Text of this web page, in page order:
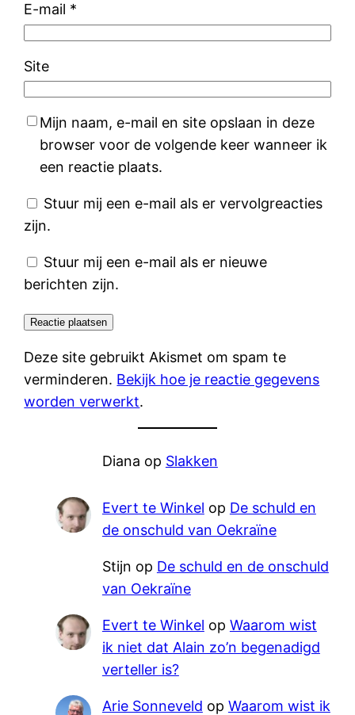
E-mail *
Site
Mijn naam, e-mail en site opslaan in deze
browser voor de volgende keer wanneer ik
een reactie plaats.
Stuur mij een e-mail als er vervolgreacties
zijn.
Stuur mij een e-mail als er nieuwe
berichten zijn.
Deze site gebruikt Akismet om spam te
verminderen. Bekijk hoe je reactie gegevens
worden verwerkt.
Diana op Slakken
Evert te Winkel op De schuld en
de onschuld van Oekraïne
Stijn op De schuld en de onschuld
van Oekraïne
Evert te Winkel op Waarom wist
ik niet dat Alain zo’n begenadigd
verteller is?
Arie Sonneveld op Waarom wist ik